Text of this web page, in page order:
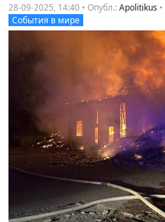
28-09-2025, 14:40 • Опубл.:Apolitikus •
События в мире